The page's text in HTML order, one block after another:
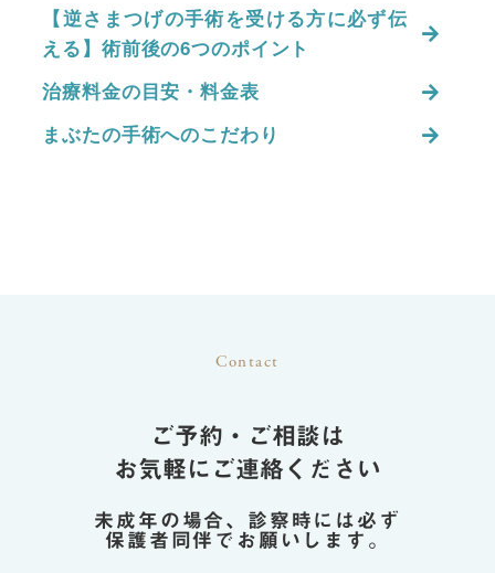
【逆さまつげの手術を受ける方に必ず伝
える】術前後の6つのポイント
治療料金の目安・料金表
まぶたの手術へのこだわり
未成年の場合、診察時には必ず
保護者同伴でお願いします。
ご予約・ご相談は
お気軽にご連絡ください
Contact